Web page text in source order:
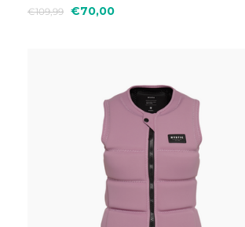
€109,99 €70,00